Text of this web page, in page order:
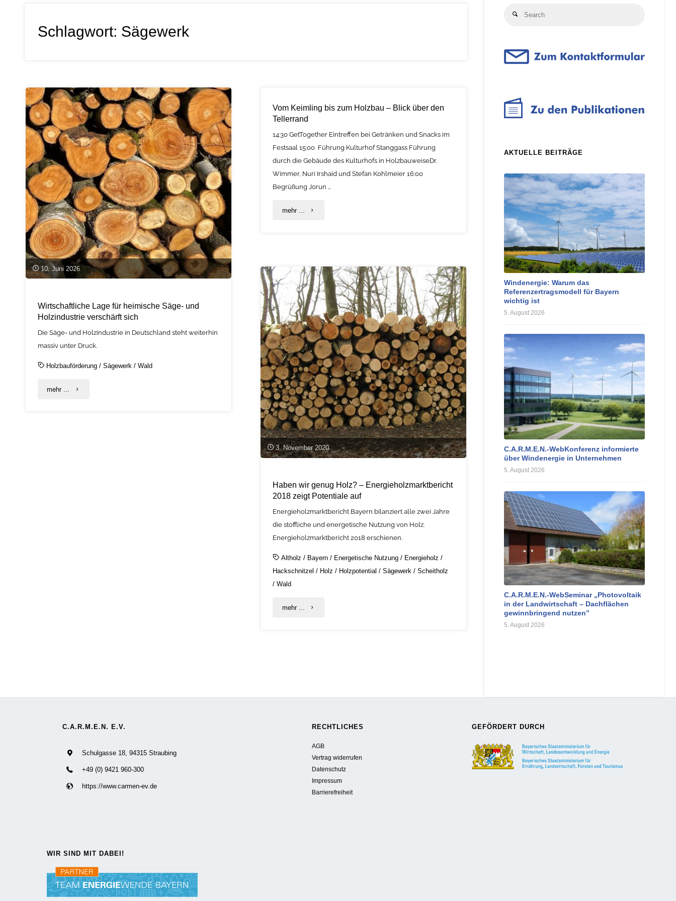
Schlagwort: Sägewerk
10. Juni 2026
Wirtschaftliche Lage für heimische Säge- und
Holzindustrie verschärft sich
Die Säge- und Holzindustrie in Deutschland steht weiterhin
massiv unter Druck.
Holzbauförderung /Sägewerk /Wald
mehr ... "Wirtschaftliche
Vom Keimling bis zum Holzbau – Blick über den
Tellerrand
14:30 GetTogether Eintreffen bei Getränken und Snacks im
Festsaal 15:00 Führung Kulturhof Stanggass Führung
durch die Gebäude des Kulturhofs in HolzbauweiseDr.
Wimmer, Nuri Irshaid und Stefan Kohlmeier 16:00
Begrüßung Jorun …
mehr ... "Vom
zum
Holzbau
–
Blick
über
den
Tellerrand"
3. November 2020
Haben wir genug Holz? – Energieholzmarktbericht
2018 zeigt Potentiale auf
Energieholzmarktbericht Bayern bilanziert alle zwei Jahre
die stoffliche und energetische Nutzung von Holz.
Energieholzmarktbericht 2018 erschienen.
Altholz / Bayern / Energetische Nutzung / Energieholz /
Hackschnitzel / Holz / Holzpotential /Sägewerk /Scheitholz
/Wald
mehr ... "Haben
2018
zeigt
auf"
Search
AKTUELLE BEITRÄGE
Windenergie: Warum das
Referenzertragsmodell für Bayern
wichtig ist
5. August 2026
C.A.R.M.E.N.-WebKonferenz informierte
über Windenergie in Unternehmen
5. August 2026
C.A.R.M.E.N.-WebSeminar „Photovoltaik
in der Landwirtschaft – Dachflächen
gewinnbringend nutzen”
5. August 2026
C.A.R.M.E.N. E.V.
Schulgasse 18, 94315 Straubing
+49 (0) 9421 960-300
https://www.carmen-ev.de
RECHTLICHES
AGB
Vertrag widerrufen
Datenschutz
Impressum
Barrierefreiheit
GEFÖRDERT DURCH
WIR SIND MIT DABEI!